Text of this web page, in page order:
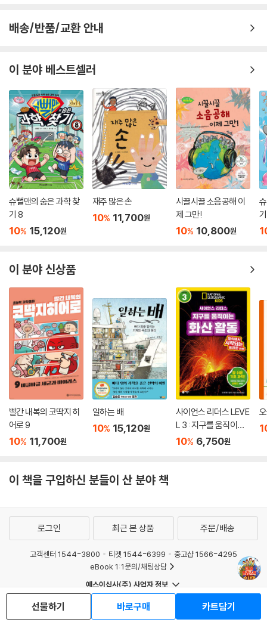
배송/반품/교환 안내
이 분야 베스트셀러
슈뻘맨의 숨은 과학 찾
기 8
10% 15,120원
재주 많은 손
10% 11,700원
시끌시끌 소음공해 이
제 그만!
10% 10,800원
이 분야 신상품
빨간 내복의 코딱지 히
어로 9
10% 11,700원
일하는 배
10% 15,120원
사이언스 리더스 LEVE
L 3 : 지구를 움직이는
화산 활동
10% 6,750원
이 책을 구입하신 분들이 산 분야 책
선물하기 바로구매 카트담기
로그인 최근 본 상품 주문/배송
고객센터 1544-3800 티켓 1544-6399
중고샵 1566-4295
eBook 1:1문의/채팅상담
예스이십사(주) 사업자 정보
이용약관
개인정보처리방침
청소년보호정책
회사소개
거래처관계자께